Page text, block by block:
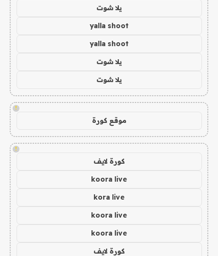
يلا شوت
yalla shoot
yalla shoot
يلا شوت
يلا شوت
!
موقع كورة
!
كورة لايف
koora live
kora live
koora live
koora live
كورة لايف